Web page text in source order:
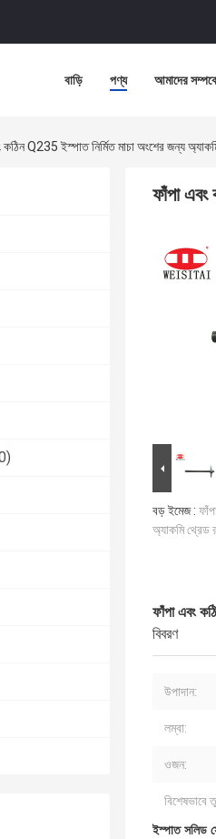
বাড়ি পণ্য আমাদের
কঠিন Q235 ইস্পাত নির্মিত মাচা অংশের জন্য
ফাঁপা
বড় ইমেজ :
অ্যাকমি থ্রেড
ফাঁপা এবং
বিবরণ
উপাদান:
লম্বা:
ওজন:
বিশেষভাবে
ইস্পাত সলিড